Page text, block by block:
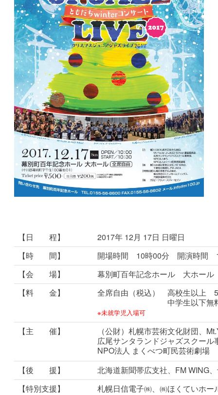
【日 程】
2017年 12月 17日 日曜日
【時 間】
開場時間 10時00分 開演時間
【会 場】
幕別町百年記念ホール 大ホール
【料 金】
全席自由（税込） 高校生以上
中学生以下無料（
※未就学児入場可
【主 催】 （公財）札幌市芸術文化財団、
広尾サンタランドジャズスクール
NPO法人 まくべつ町民芸術劇場
【後 援】
北海道新聞帯広支社、FM WING
【特別支援】
札幌日信電子㈱、㈱ほくていホ